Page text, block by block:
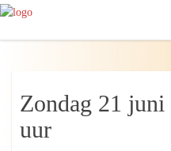
Zondag 21
uur